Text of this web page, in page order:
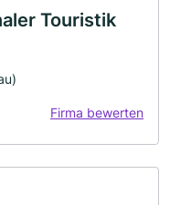
Touristik
Firma bewerten